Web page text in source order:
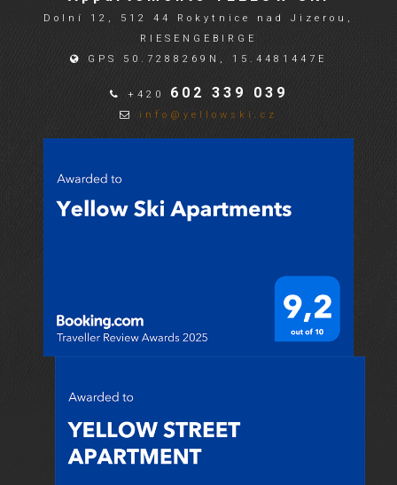
Dolní 12, 512 44 Rokytnice nad Jizerou,
RIESENGEBIRGE
GPS 50.7288269N, 15.4481447E
+420 602 339 039
info@yellowski.cz